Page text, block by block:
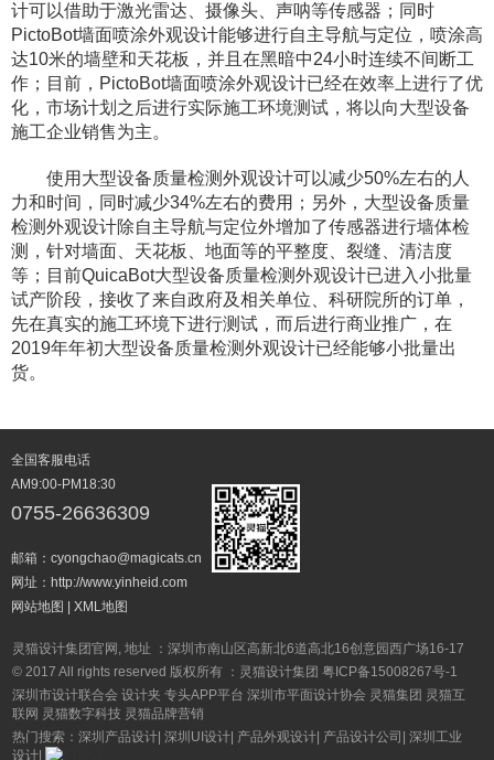
计可以借助于激光雷达、摄像头、声呐等传感器；同时
PictoBot墙面喷涂外观设计能够进行自主导航与定位，喷涂高
达10米的墙壁和天花板，并且在黑暗中24小时连续不间断工
作；目前，PictoBot墙面喷涂外观设计已经在效率上进行了优
化，市场计划之后进行实际施工环境测试，将以向大型设备
施工企业销售为主。
​ ​使用大型设备质量检测外观设计可以减少50%左右的人
力和时间，同时减少34%左右的费用；另外，大型设备质量
检测外观设计除自主导航与定位外增加了传感器进行墙体检
测，针对墙面、天花板、地面等的平整度、裂缝、清洁度
等；目前QuicaBot大型设备质量检测外观设计已进入小批量
试产阶段，接收了来自政府及相关单位、科研院所的订单，
先在真实的施工环境下进行测试，而后进行商业推广，在
2019年年初大型设备质量检测外观设计已经能够小批量出
货。
全国客服电话
AM9:00-PM18:30
0755-26636309
邮箱：cyongchao@magicats.cn
网址：http://www.yinheid.com
网站地图
XML地图
灵猫设计集团官网, 地址 ：深圳市南山区高新北6道高北16创意园西广场16-17
© 2017 All rights reserved 版权所有 ：灵猫设计集团 粤ICP备15008267号-1
深圳市设计联合会 设计夹 专头APP平台 深圳市平面设计协会 灵猫集团 灵猫互
联网 灵猫数字科技 灵猫品牌营销
热门搜索： 深圳产品设计 深圳UI设计 产品外观设计 产品设计公司
深圳工业
设计